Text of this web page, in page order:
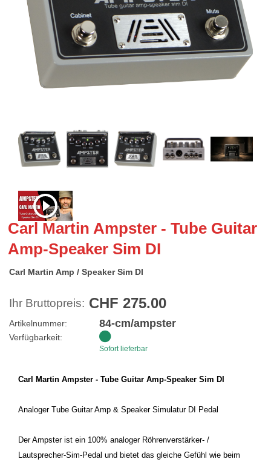
Carl Martin Ampster - Tube Guitar
Amp-Speaker Sim DI
Carl Martin Amp / Speaker Sim DI
Ihr Bruttopreis: CHF 275.00
Artikelnummer: 84-cm/ampster
Verfügbarkeit:
Sofort lieferbar
Carl Martin Ampster - Tube Guitar Amp-Speaker Sim DI
Analoger Tube Guitar Amp & Speaker Simulatur DI Pedal
Der Ampster ist ein 100% analoger Röhrenverstärker- /
Lautsprecher-Sim-Pedal und bietet das gleiche Gefühl wie beim